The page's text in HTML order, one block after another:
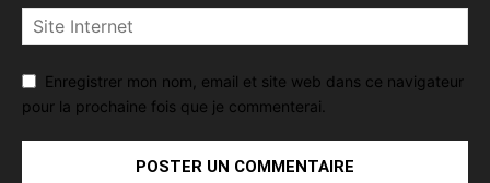
Enregistrer mon nom, email et site web dans ce navigateur
pour la prochaine fois que je commenterai.